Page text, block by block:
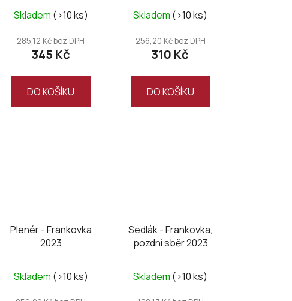
Skladem (>10 ks)
285,12 Kč bez DPH
345 Kč
DO KOŠÍKU
Skladem (>10 ks)
256,20 Kč bez DPH
310 Kč
DO KOŠÍKU
Plenér - Frankovka
2023
Skladem (>10 ks)
Sedlák - Frankovka,
pozdní sběr 2023
Skladem (>10 ks)